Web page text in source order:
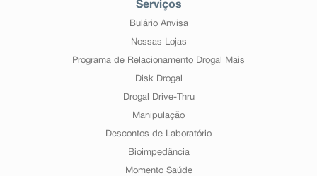
Serviços
Bulário Anvisa
Nossas Lojas
Programa de Relacionamento Drogal Mais
Disk Drogal
Drogal Drive-Thru
Manipulação
Descontos de Laboratório
Bioimpedância
Momento Saúde